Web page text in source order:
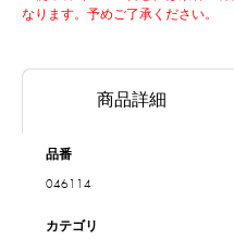
なります。予めご了承ください。
商品詳細
品番
046114
カテゴリ